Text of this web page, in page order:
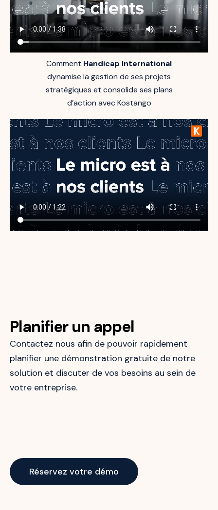
Comment Handicap International
dynamise la gestion de ses projets
stratégiques et consolide ses plans
d’action avec Kostango
Planifier un appel
Contactez nous afin de pouvoir rapidement
planifier une démonstration gratuite de notre
solution et discuter de vos besoins au sein de
votre entreprise.
Réservez votre démo